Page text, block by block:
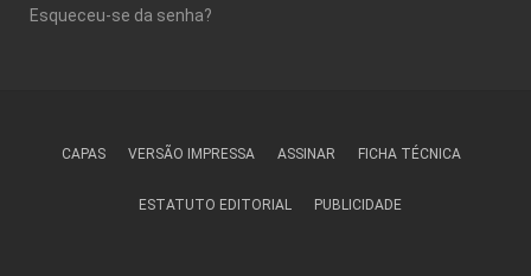
Esqueceu-se da senha?
CAPAS VERSÃO IMPRESSA ASSINAR FICHA TÉCNICA
ESTATUTO EDITORIAL PUBLICIDADE